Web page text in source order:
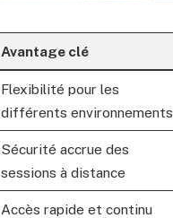
Avantage clé
Flexibilité pour les
différents environnements
Sécurité accrue des
sessions à distance
Accès rapide et continu